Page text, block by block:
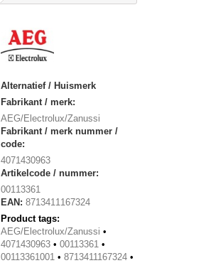
Alternatief / Huismerk
Fabrikant / merk:
AEG/Electrolux/Zanussi
Fabrikant / merk nummer /
code:
4071430963
Artikelcode / nummer:
00113361
EAN: 8713411167324
Product tags:
AEG/Electrolux/Zanussi •
4071430963• 00113361 •
00113361001 • 8713411167324•